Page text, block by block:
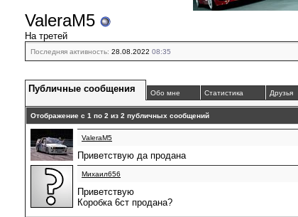
ValeraM5
На третей
Последняя активность: 28.08.2022 08:35
Публичные сообщения Обо мне Статистика Друзья
Отображение с 1 по 2 из 2 публичных сообщений
ValeraM5
Приветствую да продана
Михаил656
Приветствую
Коробка 6ст продана?